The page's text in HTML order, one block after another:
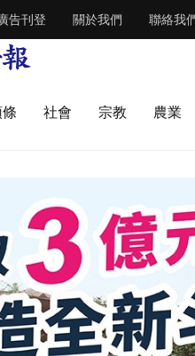
告刊登 關於我們 聯絡我
社會 宗教 農業